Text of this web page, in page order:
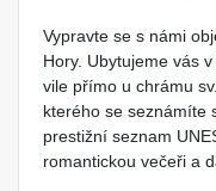
Vypravte se s námi
Hory. Ubytujeme vás
vile přímo u chrámu
kterého se seznámíte
prestižní seznam
romantickou večeři a